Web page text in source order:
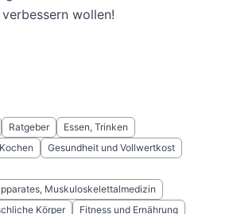
wollen!
Ratgeber
Essen, Trinken
Kochen
Gesundheit und Vollwertkost
Muskuloskelettalmedizin
Körper
Fitness und Ernährung